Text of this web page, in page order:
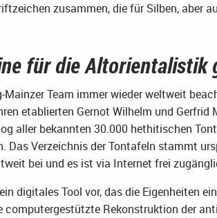
zusammen, die für Silben, aber
für die Altorientalistik
Mainzer Team immer wieder weltweit
etablierten Gernot Wilhelm und Gerfrid
aller bekannten 30.000 hethitischen
Das Verzeichnis der Tontafeln stammt
bei und es ist via Internet frei
digitales Tool vor, das die Eigenheiten
computergestützte Rekonstruktion der